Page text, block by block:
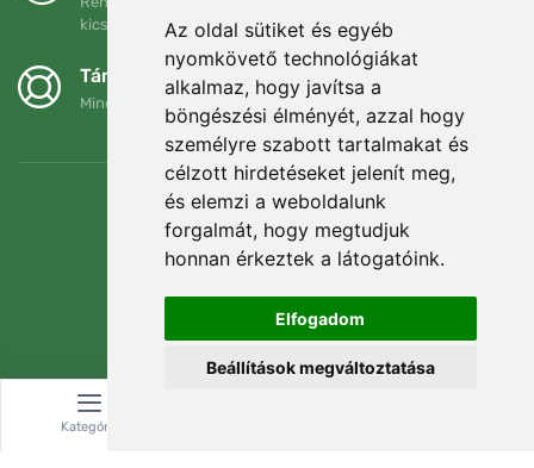
Az oldal sütiket és egyéb
nyomkövető technológiákat
alkalmaz, hogy javítsa a
böngészési élményét, azzal hogy
személyre szabott tartalmakat és
célzott hirdetéseket jelenít meg,
és elemzi a weboldalunk
forgalmát, hogy megtudjuk
honnan érkeztek a látogatóink.
Elfogadom
Beállítások megváltoztatása
kicserélheti.
Támogatjuk a Trees.org-ot
Minden megrendelésért ültetünk egy fát! Bővebben
Kategória